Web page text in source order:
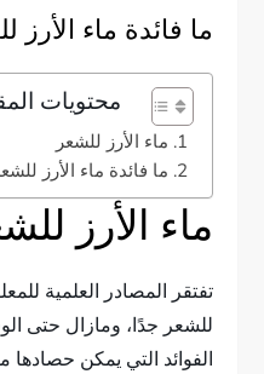
ما فائدة ماء الأرز
محتويات
ماء الأرز للشعر
ما فائدة ماء الأرز
ماء الأرز
تفتقر المصادر العلمية
للشعر جدًا، ومازال حتى
الفوائد التي يمكن حصادها